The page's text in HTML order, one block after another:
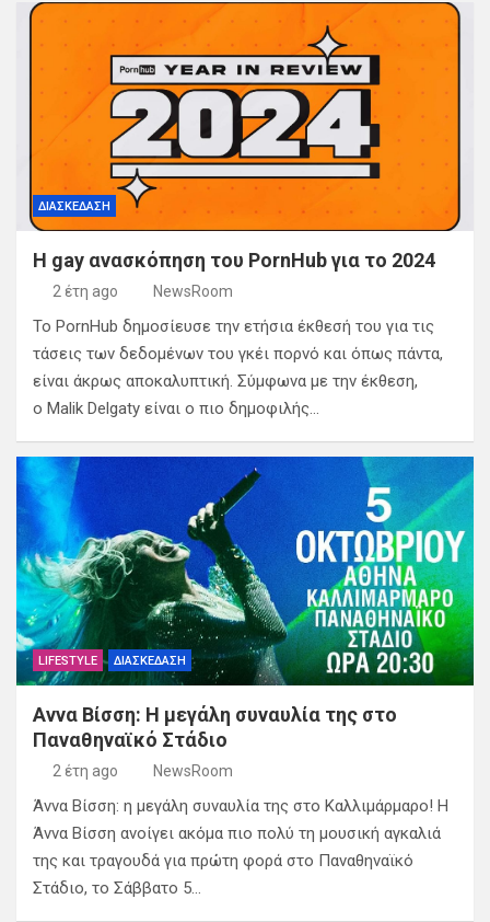
ΔΙΑΣΚΕΔΑΣΗ
H gay ανασκόπηση του PornHub για το 2024
2 έτη ago NewsRoom
Το PornHub δημοσίευσε την ετήσια έκθεσή του για τις
τάσεις των δεδομένων του γκέι πορνό και όπως πάντα,
είναι άκρως αποκαλυπτική. Σύμφωνα με την έκθεση,
ο Malik Delgaty είναι ο πιο δημοφιλής…
LIFESTYLE ΔΙΑΣΚΕΔΑΣΗ
Αννα Βίσση: Η μεγάλη συναυλία της στο
Παναθηναϊκό Στάδιο
2 έτη ago NewsRoom
Άννα Βίσση: η μεγάλη συναυλία της στο Καλλιμάρμαρο! Η
Άννα Βίσση ανοίγει ακόμα πιο πολύ τη μουσική αγκαλιά
της και τραγουδά για πρώτη φορά στο Παναθηναϊκό
Στάδιο, το Σάββατο 5…